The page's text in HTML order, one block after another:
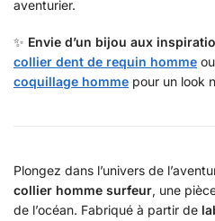
aventurier.
✨ Envie d’un bijou aux
collier dent de requin homme
coquillage homme pour un look
Plongez dans l’univers de
collier homme surfeur, une
de l’océan. Fabriqué à partir de